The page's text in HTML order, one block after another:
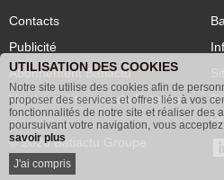
Contacts
Publicité
Abonnement Batiactu
Voir les contenus+ de Batiactu
© 2026 Batiactu Groupe
UTILISATION DES COOKIES
Notre site utilise des cookies afin de
proposer des services et offres liés à vos
fonctionnalités de notre site et réaliser des
poursuivant votre navigation, vous
savoir plus
J'ai compris